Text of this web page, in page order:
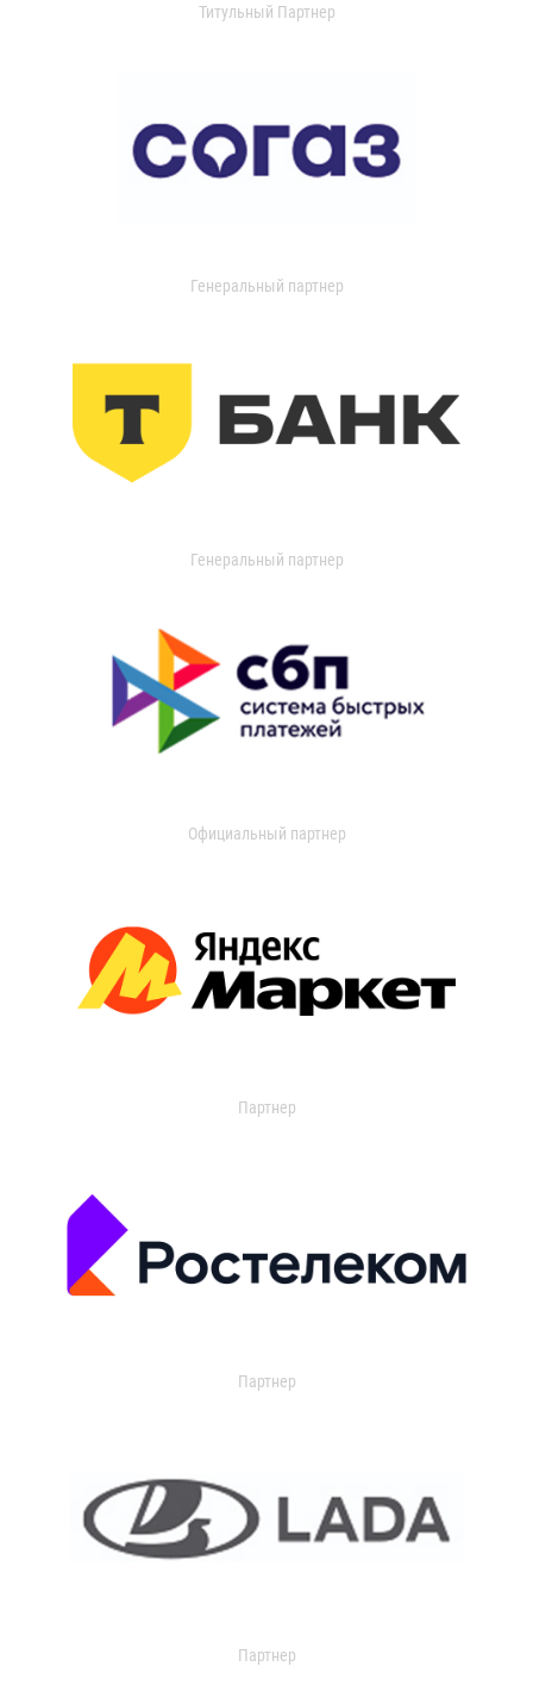
Титульный Партнер
Генеральный партнер
Генеральный партнер
Официальный партнер
Партнер
Партнер
Партнер